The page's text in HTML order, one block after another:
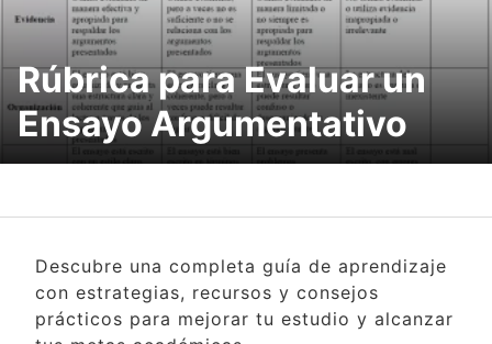
Rúbrica para Evaluar un
Ensayo Argumentativo
Descubre una completa guía de aprendizaje
con estrategias, recursos y consejos
prácticos para mejorar tu estudio y alcanzar